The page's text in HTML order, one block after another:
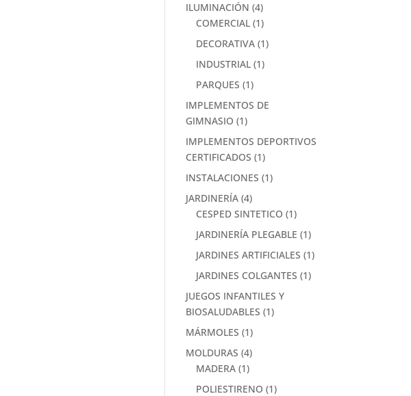
ILUMINACIÓN (4)
COMERCIAL (1)
DECORATIVA (1)
INDUSTRIAL (1)
PARQUES (1)
IMPLEMENTOS DE
GIMNASIO (1)
IMPLEMENTOS DEPORTIVOS
CERTIFICADOS (1)
INSTALACIONES (1)
JARDINERÍA (4)
CESPED SINTETICO (1)
JARDINERÍA PLEGABLE (1)
JARDINES ARTIFICIALES (1)
JARDINES COLGANTES (1)
JUEGOS INFANTILES Y
BIOSALUDABLES (1)
MÁRMOLES (1)
MOLDURAS (4)
MADERA (1)
POLIESTIRENO (1)